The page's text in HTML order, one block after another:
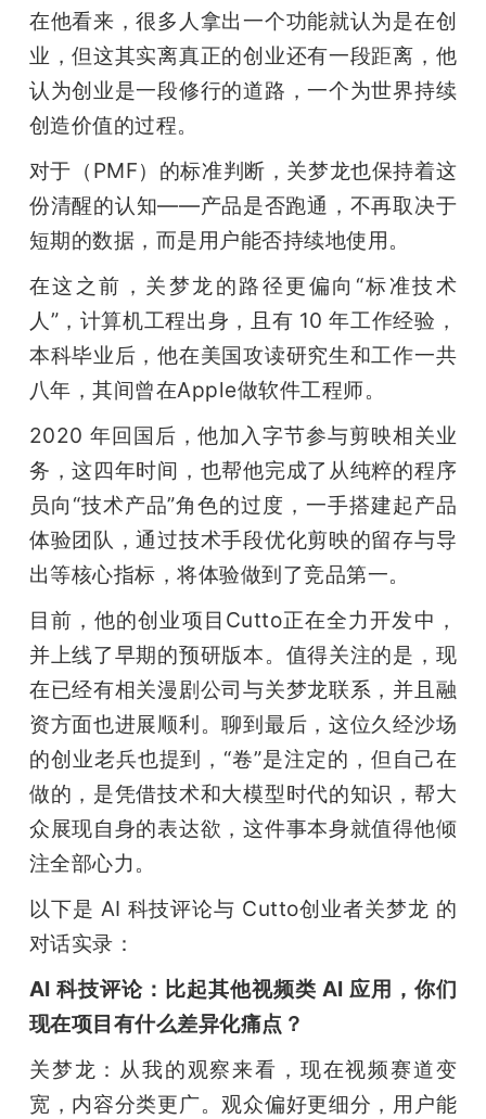
在他看来，很多人拿出一个功能就认为是在创
业，但这其实离真正的创业还有一段距离，他
认为创业是一段修行的道路，一个为世界持续
创造价值的过程。
对于（PMF）的标准判断，关梦龙也保持着这
份清醒的认知——产品是否跑通，不再取决于
短期的数据，而是用户能否持续地使用。
在这之前，关梦龙的路径更偏向“标准技术
人”，计算机工程出身，且有 10 年工作经验，
本科毕业后，他在美国攻读研究生和工作一共
八年，其间曾在Apple做软件工程师。
2020 年回国后，他加入字节参与剪映相关业
务，这四年时间，也帮他完成了从纯粹的程序
员向“技术产品”角色的过度，一手搭建起产品
体验团队，通过技术手段优化剪映的留存与导
出等核心指标，将体验做到了竞品第一。
目前，他的创业项目Cutto正在全力开发中，
并上线了早期的预研版本。值得关注的是，现
在已经有相关漫剧公司与关梦龙联系，并且融
资方面也进展顺利。聊到最后，这位久经沙场
的创业老兵也提到，“卷”是注定的，但自己在
做的，是凭借技术和大模型时代的知识，帮大
众展现自身的表达欲，这件事本身就值得他倾
注全部心力。
以下是 AI 科技评论与 Cutto创业者关梦龙 的
对话实录：
AI 科技评论：比起其他视频类 AI 应用，你们
现在项目有什么差异化痛点？
关梦龙：从我的观察来看，现在视频赛道变
宽，内容分类更广。观众偏好更细分，用户能